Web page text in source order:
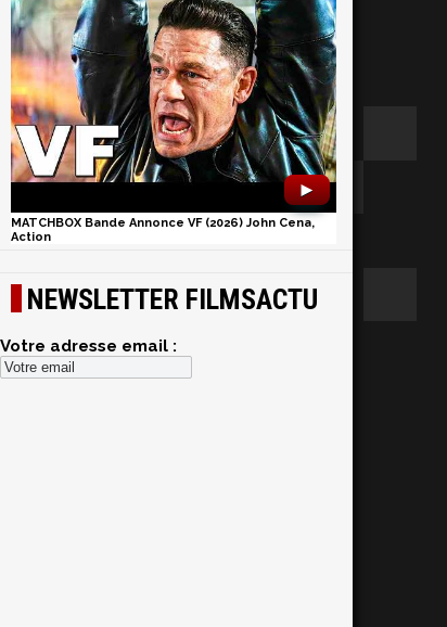
►
MATCHBOX Bande Annonce VF (2026) John Cena,
Action
NEWSLETTER FILMSACTU
Votre adresse email :